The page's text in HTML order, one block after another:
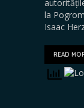
la
Isaac
READ